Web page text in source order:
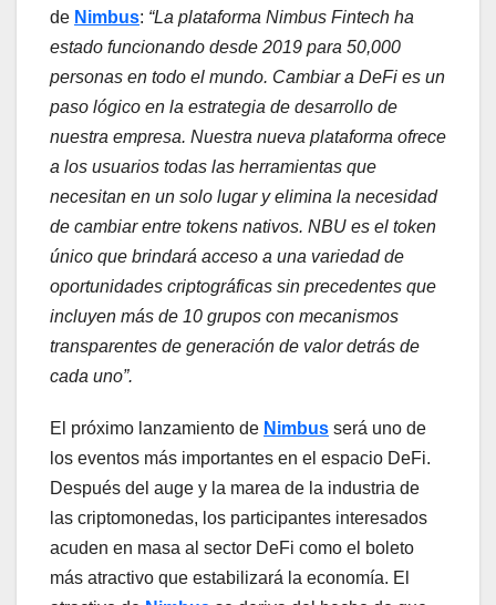
de Nimbus: “La plataforma Nimbus Fintech ha
estado funcionando desde 2019 para 50,000
personas en todo el mundo. Cambiar a DeFi es un
paso lógico en la estrategia de desarrollo de
nuestra empresa. Nuestra nueva plataforma ofrece
a los usuarios todas las herramientas que
necesitan en un solo lugar y elimina la necesidad
de cambiar entre tokens nativos. NBU es el token
único que brindará acceso a una variedad de
oportunidades criptográficas sin precedentes que
incluyen más de 10 grupos con mecanismos
transparentes de generación de valor detrás de
cada uno”.
El próximo lanzamiento de Nimbus será uno de
los eventos más importantes en el espacio DeFi.
Después del auge y la marea de la industria de
las criptomonedas, los participantes interesados ​​
acuden en masa al sector DeFi como el boleto
más atractivo que estabilizará la economía. El